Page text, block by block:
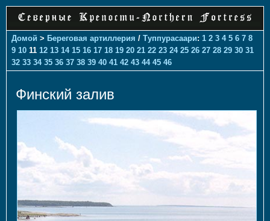
Домой > Береговая артиллерия / Туппурасаари: 1 2 3 4 5 6 7 8
9 10 11 12 13 14 15 16 17 18 19 20 21 22 23 24 25 26 27 28 29 30 31
32 33 34 35 36 37 38 39 40 41 42 43 44 45 46
Финский залив